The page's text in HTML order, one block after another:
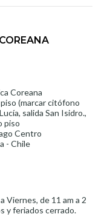
Coreana
(marcar citófono
salida San Isidro.,
piso
Centro
- Chile
Viernes, de 11 am a 2
y feriados cerrado.